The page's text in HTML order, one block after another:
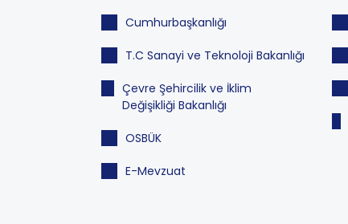
Cumhurbaşkanlığı
T.C Sanayi ve Teknoloji Bakanlığı
Çevre Şehircilik ve İklim
Değişikliği Bakanlığı
OSBÜK
E-Mevzuat